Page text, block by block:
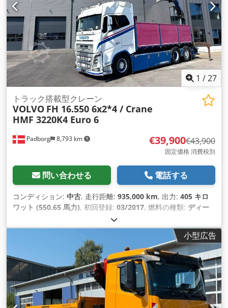
1 /27
Padborg 8,793 km
トラック搭載型クレーン
VOLVO FH 16.550 6x2*4 / Crane
HMF 3220K4 Euro 6
€39,900€43,900
固定価格 消費税別
問い合わせる 電話する
コンディション: 中古, 走行距離: 935,000 km, 出力: 405 キロ
ワット (550.65 馬力), 初回登録: 03/2017, 燃料の種類: ディー
26,000 kg（キログラム）
白色, 変速方式:オートマチック, 排出クラス:ユーロ6, 荷室長:
2,480 mm 1,270 mm, 製造年:
ABS（アンチロック・ブレーキ・システム）, エア
コン, クレーン, パーキングヒーター,
小型広告